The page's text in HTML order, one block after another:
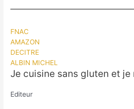
FNAC
AMAZON
DECITRE
ALBIN MICHEL
Je cuisine sans gluten et je
Editeur